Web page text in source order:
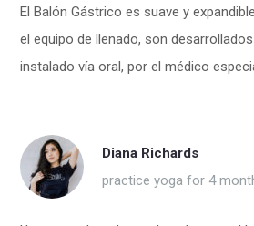
El Balón Gástrico es suave y
el equipo de llenado, son
instalado vía oral, por el médico
Diana Richards
practice yoga for 4